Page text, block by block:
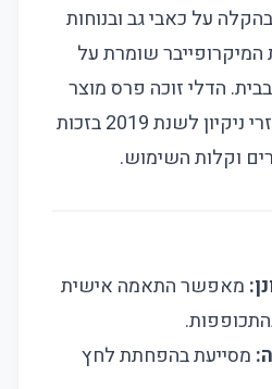
על כאבי גב ובנוחות
שומרת על
בבית. הדלי זוכה פרס מוצר
השנה בקטגוריית אביזרי ניקיון לשנת 2019 בזכות
וקלות השימוש.
מאפשר התאמה אישית
מסייעת בהפחתת לחץ